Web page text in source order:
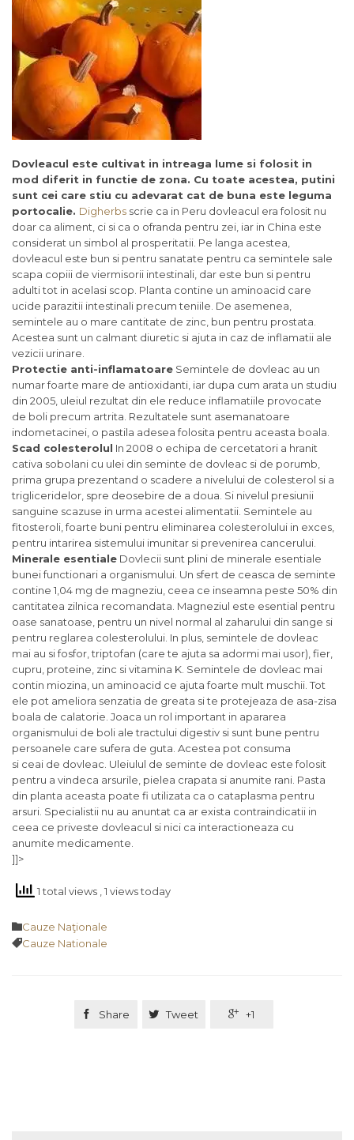
Dovleacul este cultivat in intreaga lume si folosit in
mod diferit in functie de zona. Cu toate acestea, putini
sunt cei care stiu cu adevarat cat de buna este leguma
portocalie. Digherbs scrie ca in Peru dovleacul era folosit nu
doar ca aliment, ci si ca o ofranda pentru zei, iar in China este
considerat un simbol al prosperitatii. Pe langa acestea,
dovleacul este bun si pentru sanatate pentru ca semintele sale
scapa copiii de viermisorii intestinali, dar este bun si pentru
adulti tot in acelasi scop. Planta contine un aminoacid care
ucide parazitii intestinali precum teniile. De asemenea,
semintele au o mare cantitate de zinc, bun pentru prostata.
Acestea sunt un calmant diuretic si ajuta in caz de inflamatii ale
vezicii urinare.
Protectie anti-inflamatoare Semintele de dovleac au un
numar foarte mare de antioxidanti, iar dupa cum arata un studiu
din 2005, uleiul rezultat din ele reduce inflamatiile provocate
de boli precum artrita. Rezultatele sunt asemanatoare
indometacinei, o pastila adesea folosita pentru aceasta boala.
Scad colesterolul In 2008 o echipa de cercetatori a hranit
cativa sobolani cu ulei din seminte de dovleac si de porumb,
prima grupa prezentand o scadere a nivelului de colesterol si a
trigliceridelor, spre deosebire de a doua. Si nivelul presiunii
sanguine scazuse in urma acestei alimentatii. Semintele au
fitosteroli, foarte buni pentru eliminarea colesterolului in exces,
pentru intarirea sistemului imunitar si prevenirea cancerului.
Minerale esentiale Dovlecii sunt plini de minerale esentiale
bunei functionari a organismului. Un sfert de ceasca de seminte
contine 1,04 mg de magneziu, ceea ce inseamna peste 50% din
cantitatea zilnica recomandata. Magneziul este esential pentru
oase sanatoase, pentru un nivel normal al zaharului din sange si
pentru reglarea colesterolului. In plus, semintele de dovleac
mai au si fosfor, triptofan (care te ajuta sa adormi mai usor), fier,
cupru, proteine, zinc si vitamina K. Semintele de dovleac mai
contin miozina, un aminoacid ce ajuta foarte mult muschii. Tot
ele pot ameliora senzatia de greata si te protejeaza de asa-zisa
boala de calatorie. Joaca un rol important in apararea
organismului de boli ale tractului digestiv si sunt bune pentru
persoanele care sufera de guta. Acestea pot consuma
si ceai de dovleac. Uleiulul de seminte de dovleac este folosit
pentru a vindeca arsurile, pielea crapata si anumite rani. Pasta
din planta aceasta poate fi utilizata ca o cataplasma pentru
arsuri. Specialistii nu au anuntat ca ar exista contraindicatii in
ceea ce priveste dovleacul si nici ca interactioneaza cu
anumite medicamente.
]]>
1 total views , 1 views today
Category
Cauze Naţionale
Tags
Cauze Nationale
 Share  Tweet  +1